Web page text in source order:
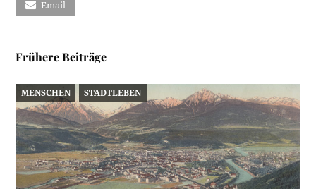
Email
Frühere Beiträge
MENSCHEN STADTLEBEN